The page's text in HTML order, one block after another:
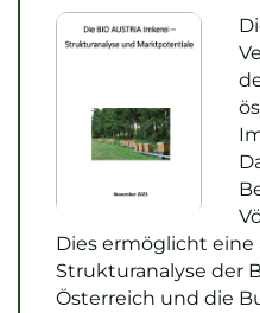
Dies ermöglicht eine
Strukturanalyse der
Österreich und die